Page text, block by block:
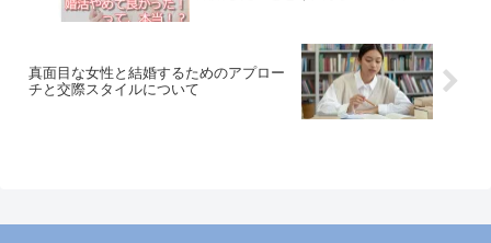
真面目な女性と結婚するためのアプロー
チと交際スタイルについて